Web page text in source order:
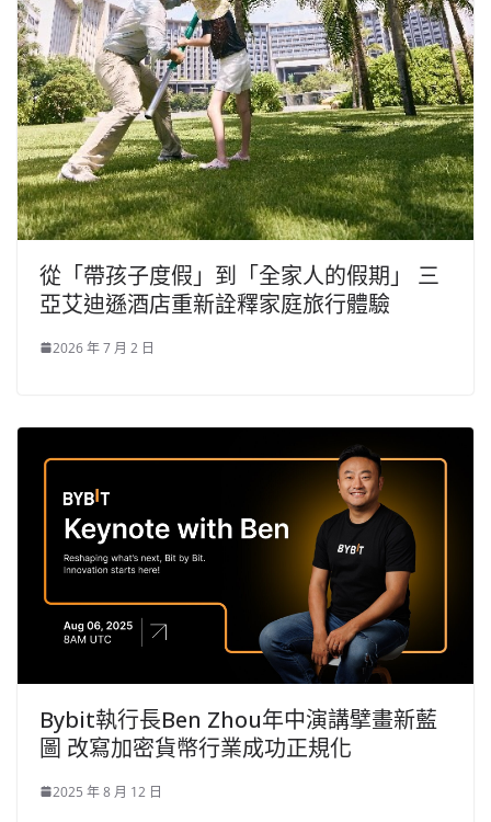
從「帶孩子度假」到「全家人的假期」 三
亞艾迪遜酒店重新詮釋家庭旅行體驗
2026 年 7 月 2 日
Bybit執行長Ben Zhou年中演講擘畫新藍
圖 改寫加密貨幣行業成功正規化
2025 年 8 月 12 日